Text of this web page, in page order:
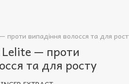
випадіння волосся та для
— проти
та для росту